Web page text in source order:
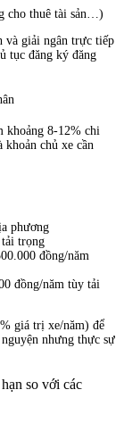
cho thuê tài sản…)
và giải ngân trực tiếp
tục đăng ký đăng
khoảng 8-12% chi
chủ xe cần
phương
trọng
đồng/năm
đồng/năm tùy tải
giá trị xe/năm) để
nhưng thực sự
so với các